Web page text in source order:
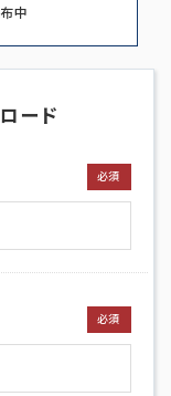
中
ード
必須
必須